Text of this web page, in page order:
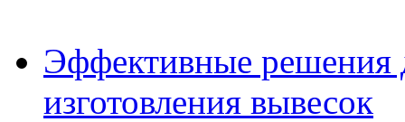
Эффективные решения
изготовления вывесок